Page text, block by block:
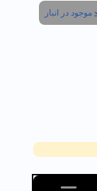
موجود در انبار